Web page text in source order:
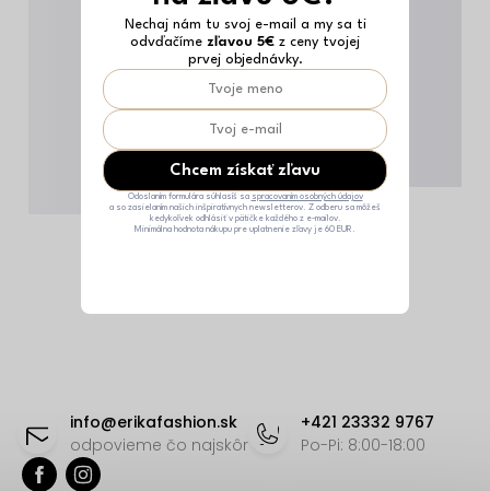
info@erikafashion.sk
odpovieme čo najskôr
+421 23332 9767
Po-Pi: 8:00-18:00
Nechaj nám tu svoj e-mail a my sa ti
odvďačíme zľavou 5€ z ceny tvojej
prvej objednávky.
Chcem získať zľavu
Odoslaním formulára súhlasíš sa spracovaním osobných údajov
a so zasielaním našich inšpiratívnych newsletterov. Z odberu sa môžeš
kedykoľvek odhlásiť v pätičke každého z e-mailov.
Minimálna hodnota nákupu pre uplatnenie zľavy je 60 EUR.